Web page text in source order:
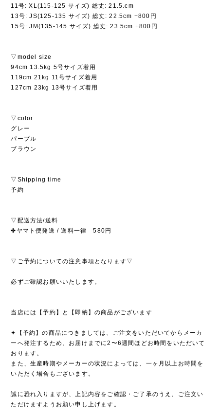
11号: XL(115-125 サイズ) 総丈: 21.5.cm
13号: JS(125-135 サイズ) 総丈: 22.5cm +800円
15号: JM(135-145 サイズ) 総丈: 23.5cm +800円
▽model size
94cm 13.5kg 5号サイズ着用
119cm 21kg 11号サイズ着用
127cm 23kg 13号サイズ着用
▽color
グレー
パープル
ブラウン
▽Shipping time
予約
▽配送方法/送料
✤ヤマト便発送 / 送料一律 580円
▽ご予約についての注意事項となります▽
必ずご確認お願いいたします。
当店には【予約】と【即納】の商品がございます
✦【予約】の商品につきましては、ご注文をいただいてからメーカ
ーへ発注するため、お届けまでに2〜6週間ほどお時間をいただいて
おります。
また、生産時期やメーカーの状況によっては、一ヶ月以上お時間を
いただく場合もございます。
誠に恐れ入りますが、上記内容をご確認・ご了承のうえ、ご注文い
ただけますようお願い申し上げます。